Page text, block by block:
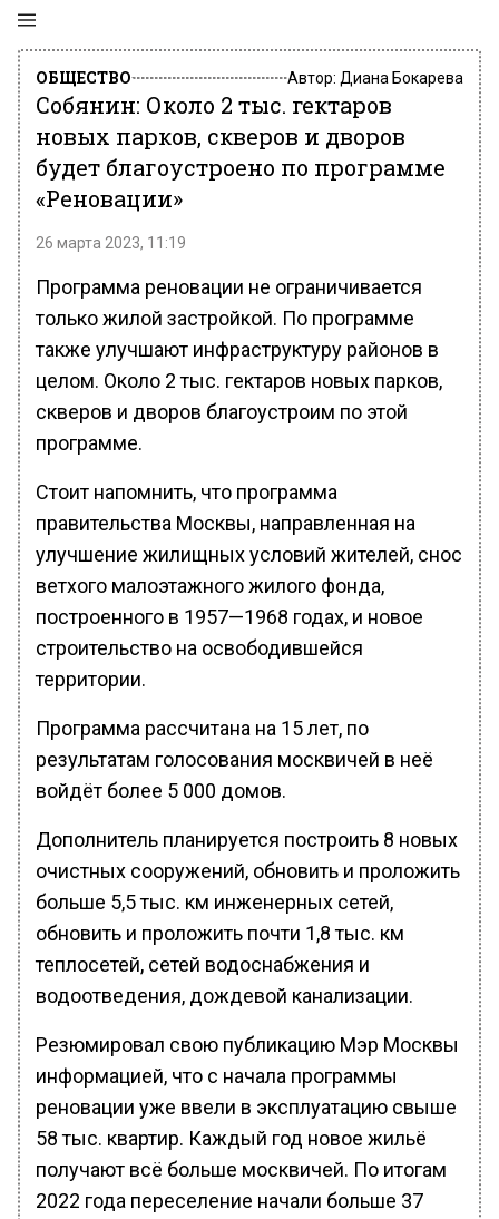
ОБЩЕСТВО Автор: Диана Бокарева
Собянин: Около 2 тыс. гектаров
новых парков, скверов и дворов
будет благоустроено по программе
«Реновации»
26 марта 2023, 11:19
Программа реновации не ограничивается
только жилой застройкой. По программе
также улучшают инфраструктуру районов в
целом. Около 2 тыс. гектаров новых парков,
скверов и дворов благоустроим по этой
программе.
Стоит напомнить, что программа
правительства Москвы, направленная на
улучшение жилищных условий жителей, снос
ветхого малоэтажного жилого фонда,
построенного в 1957—1968 годах, и новое
строительство на освободившейся
территории.
Программа рассчитана на 15 лет, по
результатам голосования москвичей в неё
войдёт более 5 000 домов.
Дополнитель планируется построить 8 новых
очистных сооружений, обновить и проложить
больше 5,5 тыс. км инженерных сетей,
обновить и проложить почти 1,8 тыс. км
теплосетей, сетей водоснабжения и
водоотведения, дождевой канализации.
Резюмировал свою публикацию Мэр Москвы
информацией, что с начала программы
реновации уже ввели в эксплуатацию свыше
58 тыс. квартир. Каждый год новое жильё
получают всё больше москвичей. По итогам
2022 года переселение начали больше 37